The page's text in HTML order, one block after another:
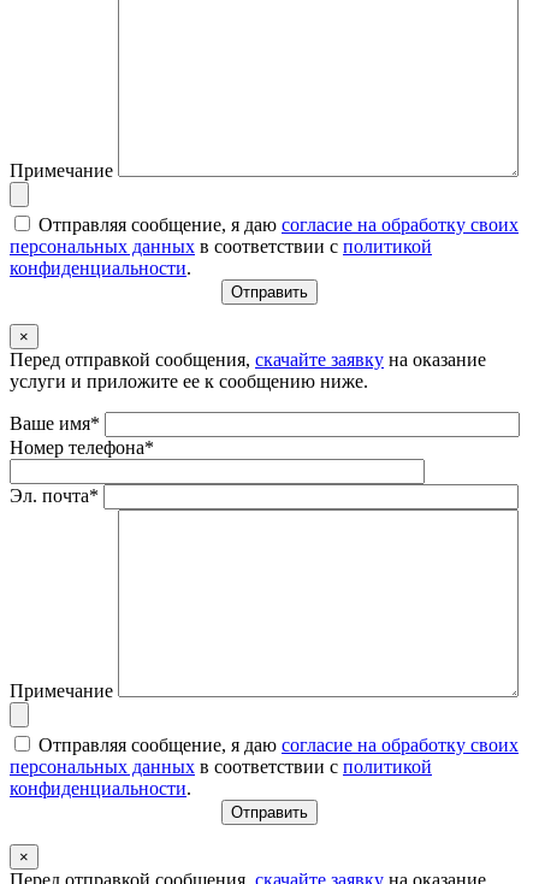
Примечание
Отправляя сообщение, я даю согласие на обработку своих
персональных данных в соответствии с политикой
конфиденциальности.
×
Перед отправкой сообщения, скачайте заявку на оказание
услуги и приложите ее к сообщению ниже.
Ваше имя*
Номер телефона*
Эл. почта*
Примечание
Отправляя сообщение, я даю согласие на обработку своих
персональных данных в соответствии с политикой
конфиденциальности.
×